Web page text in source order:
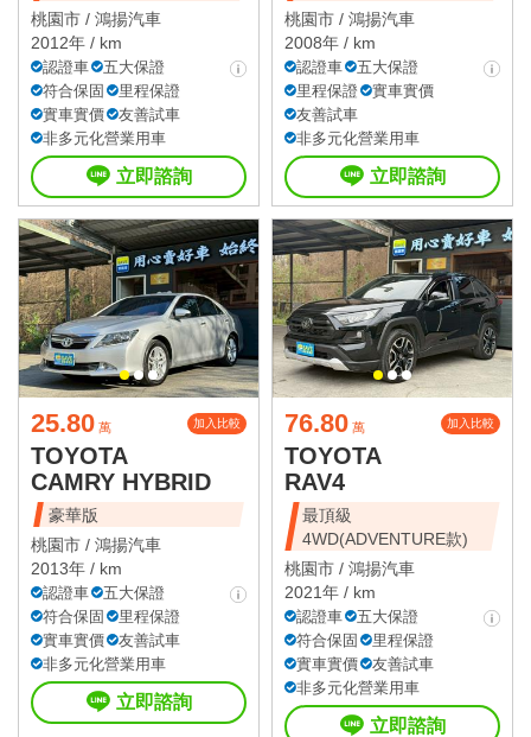
桃園市 / 鴻揚汽車
2012年 / km
認證車
五大保證
符合保固
里程保證
實車實價
友善試車
非多元化營業用車
立即諮詢
桃園市 / 鴻揚汽車
2008年 / km
認證車
五大保證
里程保證
實車實價
友善試車
非多元化營業用車
立即諮詢
25.80 萬 加入比較
TOYOTA
CAMRY HYBRID
豪華版
桃園市 / 鴻揚汽車
2013年 / km
認證車
五大保證
符合保固
里程保證
實車實價
友善試車
非多元化營業用車
立即諮詢
76.80 萬 加入比較
TOYOTA
RAV4
最頂級
4WD(ADVENTURE款)
桃園市 / 鴻揚汽車
2021年 / km
認證車
五大保證
符合保固
里程保證
實車實價
友善試車
非多元化營業用車
立即諮詢